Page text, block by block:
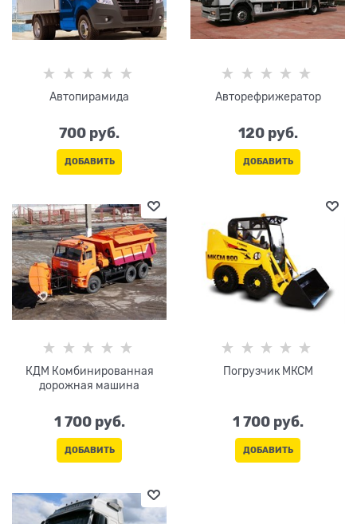
Автопирамида
700 руб.
ДОБАВИТЬ
Авторефрижератор
120 руб.
ДОБАВИТЬ
КДМ Комбинированная
дорожная машина
1 700 руб.
ДОБАВИТЬ
Погрузчик МКСМ
1 700 руб.
ДОБАВИТЬ